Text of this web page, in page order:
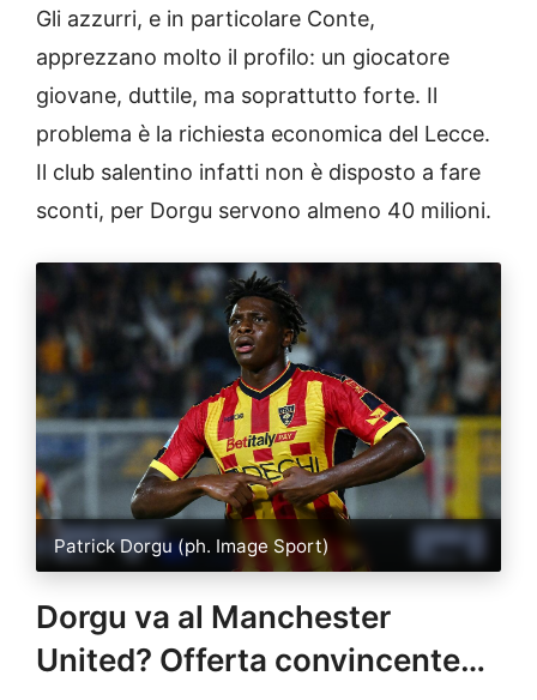
Gli azzurri, e in particolare Conte,
apprezzano molto il profilo: un giocatore
giovane, duttile, ma soprattutto forte. Il
problema è la richiesta economica del Lecce.
Il club salentino infatti non è disposto a fare
sconti, per Dorgu servono almeno 40 milioni.
Patrick Dorgu (ph. Image Sport)
Dorgu va al Manchester
United? Offerta convincente…